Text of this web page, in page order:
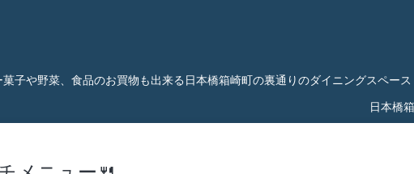
子や野菜、食品のお買物も出来る日本橋箱崎町の裏通りのダイニングスペース
日本橋